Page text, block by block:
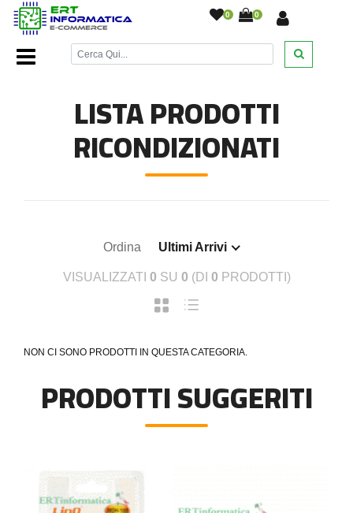
0 0
Home Page/Ricondizionati/
LISTA PRODOTTI
RICONDIZIONATI
Ordina Ultimi Arrivi
VISUALIZZATI 0 SU 0 (DI 0 PRODOTTI)
NON CI SONO PRODOTTI IN QUESTA CATEGORIA.
PRODOTTI SUGGERITI